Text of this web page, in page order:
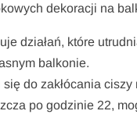
dekoracji na
działań, które
balkonie.
się do zakłócania
po godzinie 22,